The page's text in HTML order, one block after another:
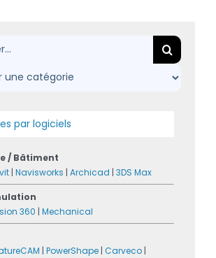
par logiciels
/ Bâtiment
| Navisworks | Archicad | 3DS Max
360 | Mechanical
| PowerShape | Carveco |